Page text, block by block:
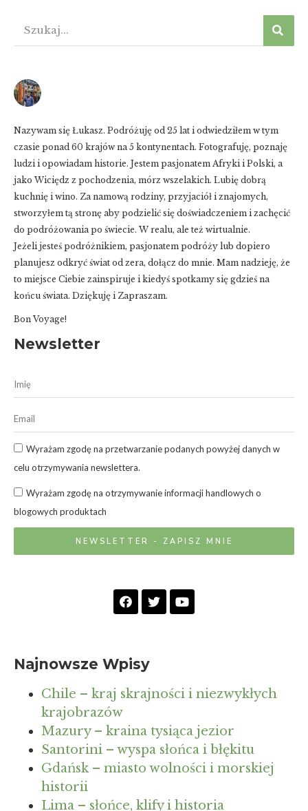
Nazywam się Łukasz. Podróżuję od 25 lat i odwiedziłem w tym
czasie ponad 60 krajów na 5 kontynentach. Fotografuję, poznaję
ludzi i opowiadam historie. Jestem pasjonatem Afryki i Polski, a
jako Wiciędz z pochodzenia, mórz wszelakich. Lubię dobrą
kuchnię i wino. Za namową rodziny, przyjaciół i znajomych,
stworzyłem tą stronę aby podzielić się doświadczeniem i zachęcić
do podróżowania po świecie. W realu, ale też wirtualnie.
Jeżeli jesteś podróżnikiem, pasjonatem podróży lub dopiero
planujesz odkryć świat od zera, dołącz do mnie. Mam nadzieję, że
to miejsce Ciebie zainspiruje i kiedyś spotkamy się gdzieś na
końcu świata. Dziękuję i Zapraszam.
Bon Voyage!
Newsletter
Wyrażam zgodę na przetwarzanie podanych powyżej danych w
celu otrzymywania newslettera.
Wyrażam zgodę na otrzymywanie informacji handlowych o
blogowych produktach
NEWSLETTER - ZAPISZ MNIE
Najnowsze Wpisy
Chile – kraj skrajności i niezwykłych
krajobrazów
Mazury – kraina tysiąca jezior
Santorini – wyspa słońca i błękitu
Gdańsk – miasto wolności i morskiej
historii
Lima – słońce, klify i historia